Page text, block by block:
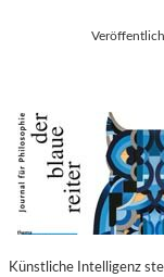
Künstliche Intelligenz